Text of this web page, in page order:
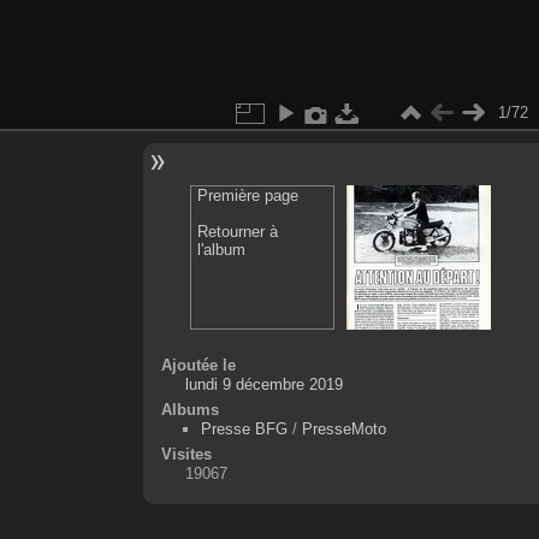
1/72
Première page
Retourner à
l'album
Ajoutée le
lundi 9 décembre 2019
Albums
Presse BFG / PresseMoto
Visites
19067